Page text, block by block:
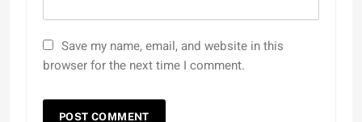
Save my name, email, and website in this
browser for the next time I comment.